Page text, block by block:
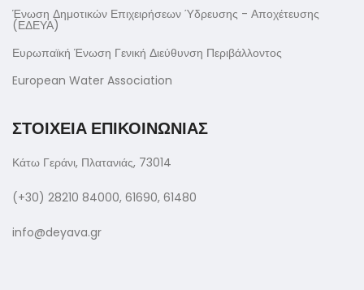
Ένωση Δημοτικών Επιχειρήσεων Ύδρευσης - Αποχέτευσης
(ΕΔΕΥΑ)
Ευρωπαϊκή Ένωση Γενική Διεύθυνση Περιβάλλοντος
European Water Association
ΣΤΟΙΧΕΙΑ ΕΠΙΚΟΙΝΩΝΙΑΣ
Κάτω Γεράνι, Πλατανιάς, 73014
(+30) 28210 84000, 61690, 61480
info@deyava.gr